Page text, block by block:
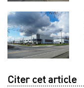
Citer cet article